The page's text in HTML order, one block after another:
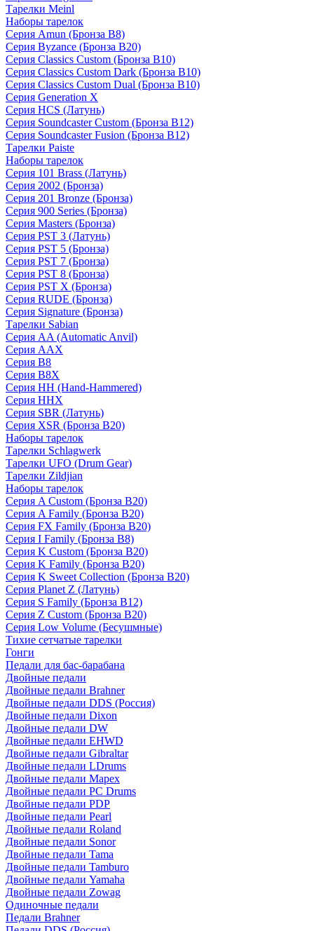
Тарелки Meinl
Наборы тарелок
Серия Amun (Бронза B8)
Серия Byzance (Бронза B20)
Серия Classics Custom (Бронза B10)
Серия Classics Custom Dark (Бронза B10)
Серия Classics Custom Dual (Бронза B10)
Серия Generation X
Серия HCS (Латунь)
Серия Soundcaster Custom (Бронза B12)
Серия Soundcaster Fusion (Бронза B12)
Тарелки Paiste
Наборы тарелок
Серия 101 Brass (Латунь)
Серия 2002 (Бронза)
Серия 201 Bronze (Бронза)
Серия 900 Series (Бронза)
Серия Masters (Бронза)
Серия PST 3 (Латунь)
Серия PST 5 (Бронза)
Серия PST 7 (Бронза)
Серия PST 8 (Бронза)
Серия PST X (Бронза)
Серия RUDE (Бронза)
Серия Signature (Бронза)
Тарелки Sabian
Серия AA (Automatic Anvil)
Серия AAX
Серия B8
Серия B8X
Серия HH (Hand-Hammered)
Серия HHX
Серия SBR (Латунь)
Серия XSR (Бронза B20)
Наборы тарелок
Тарелки Schlagwerk
Тарелки UFO (Drum Gear)
Тарелки Zildjian
Наборы тарелок
Серия A Custom (Бронза B20)
Серия A Family (Бронза B20)
Серия FX Family (Бронза B20)
Серия I Family (Бронза B8)
Серия K Custom (Бронза B20)
Серия K Family (Бронза B20)
Серия K Sweet Collection (Бронза B20)
Серия Planet Z (Латунь)
Серия S Family (Бронза B12)
Серия Z Custom (Бронза B20)
Серия Low Volume (Бесушмные)
Тихие сетчатые тарелки
Гонги
Педали для бас-барабана
Двойные педали
Двойные педали Brahner
Двойные педали DDS (Россия)
Двойные педали Dixon
Двойные педали DW
Двойные педали EHWD
Двойные педали Gibraltar
Двойные педали LDrums
Двойные педали Mapex
Двойные педали PC Drums
Двойные педали PDP
Двойные педали Pearl
Двойные педали Roland
Двойные педали Sonor
Двойные педали Tama
Двойные педали Tamburo
Двойные педали Yamaha
Двойные педали Zowag
Одиночные педали
Педали Brahner